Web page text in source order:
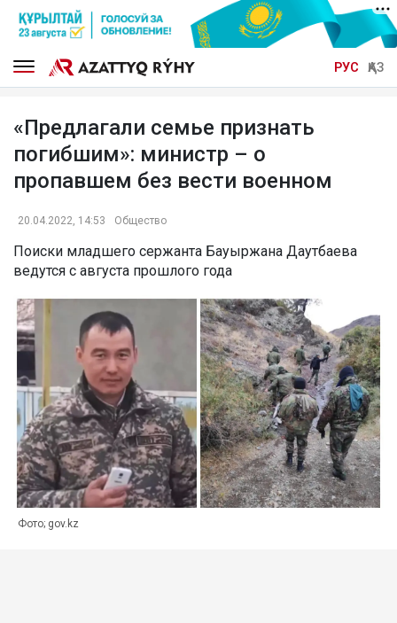
РУС ҚАЗ
«Предлагали семье признать
погибшим»: министр – о
пропавшем без вести военном
20.04.2022, 14:53 Общество
Поиски младшего сержанта Бауыржана Даутбаева
ведутся с августа прошлого года
Фото; gov.kz